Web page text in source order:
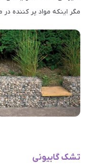
مگر اینکه مواد پر کننده
تشک گابیونی